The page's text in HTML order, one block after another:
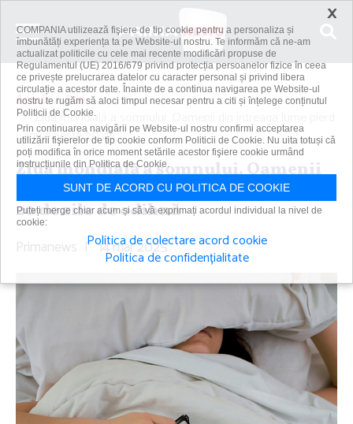
Acasă
Știri
Ziua mondială a somnului. Oamenii din întreaga lume pierd
anual peste 20 de...
Ziua mondială a somnului. Oamenii
din întreaga lume pierd anual peste
20 de zile de odihnă
Primanews | 14 mar 2025
×
COMPANIA utilizează fişiere de tip cookie pentru a personaliza și
îmbunătăți experiența ta pe Website-ul nostru. Te informăm că ne-am
actualizat politicile cu cele mai recente modificări propuse de
Regulamentul (UE) 2016/679 privind protecția persoanelor fizice în ceea
ce privește prelucrarea datelor cu caracter personal și privind libera
circulație a acestor date. Înainte de a continua navigarea pe Website-ul
nostru te rugăm să aloci timpul necesar pentru a citi și înțelege conținutul
Politicii de Cookie.
Prin continuarea navigării pe Website-ul nostru confirmi acceptarea
utilizării fişierelor de tip cookie conform Politicii de Cookie. Nu uita totuși că
poți modifica în orice moment setările acestor fişiere cookie urmând
instrucțiunile din Politica de Cookie.
SUNT DE ACORD CU POLITICA DE COOKIE
Puteți merge chiar acum și să vă exprimați acordul individual la nivel de
cookie:
Politica de colectare acord cookie
Politica de confidențialitate